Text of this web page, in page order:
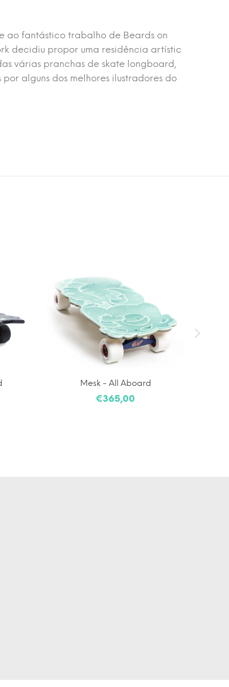
ao fantástico trabalho de Beards on
decidiu propor uma residência artístic
várias pranchas de skate longboard,
alguns dos melhores ilustradores do
Mesk - All Aboard
€365,00